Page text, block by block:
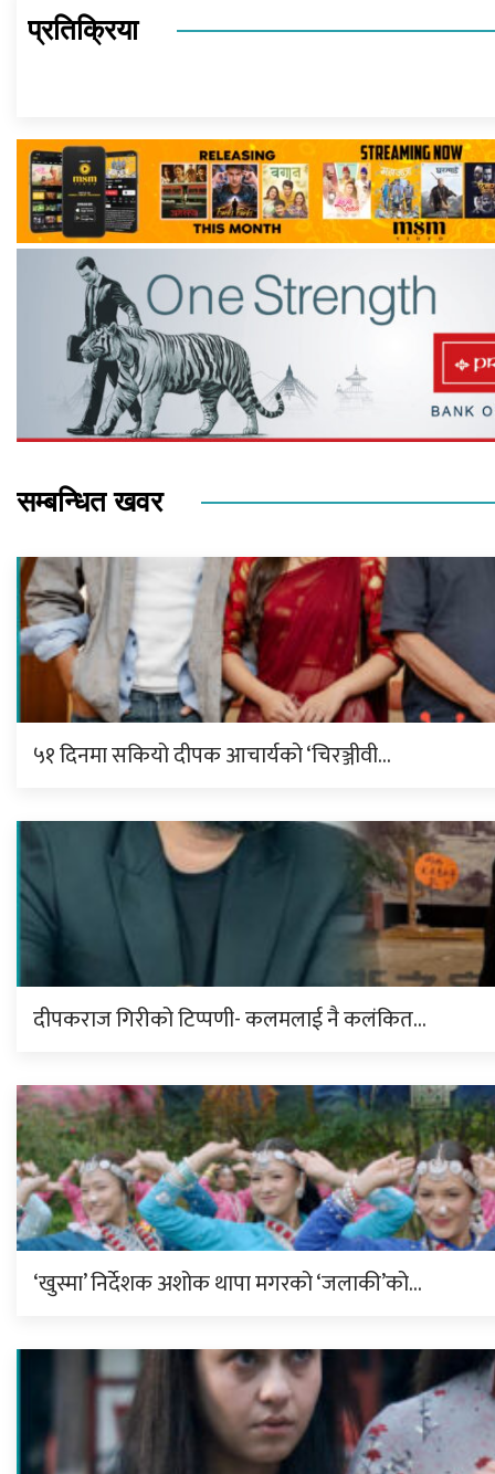
प्रतिक्रिया
सम्बन्धित खवर
५१ दिनमा सकियो दीपक आचार्यको ‘चिरञ्जीवी…
दीपकराज गिरीको टिप्पणी- कलमलाई नै कलंकित…
‘खुस्मा’ निर्देशक अशोक थापा मगरको ‘जलाकी’को…